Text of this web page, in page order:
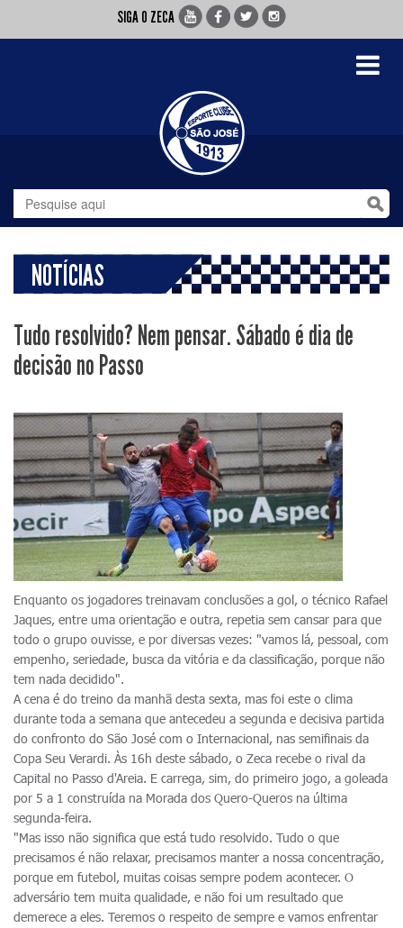
SIGA O ZECA
Toggle
NOTÍCIAS
Tudo resolvido? Nem pensar. Sábado é dia de
decisão no Passo
Enquanto os jogadores treinavam conclusões a gol, o técnico Rafael
Jaques, entre uma orientação e outra, repetia sem cansar para que
todo o grupo ouvisse, e por diversas vezes: "vamos lá, pessoal, com
empenho, seriedade, busca da vitória e da classificação, porque não
tem nada decidido".
A cena é do treino da manhã desta sexta, mas foi este o clima
durante toda a semana que antecedeu a segunda e decisiva partida
do confronto do São José com o Internacional, nas semifinais da
Copa Seu Verardi. Às 16h deste sábado, o Zeca recebe o rival da
Capital no Passo d'Areia. E carrega, sim, do primeiro jogo, a goleada
por 5 a 1 construída na Morada dos Quero-Queros na última
segunda-feira.
"Mas isso não significa que está tudo resolvido. Tudo o que
precisamos é não relaxar, precisamos manter a nossa concentração,
porque em futebol, muitas coisas sempre podem acontecer. O
adversário tem muita qualidade, e não foi um resultado que
demerece a eles. Teremos o respeito de sempre e vamos enfrentar